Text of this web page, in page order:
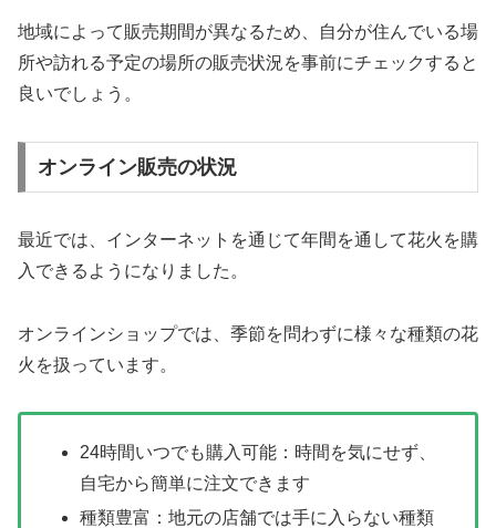
地域によって販売期間が異なるため、自分が住んでいる場
所や訪れる予定の場所の販売状況を事前にチェックすると
良いでしょう。
オンライン販売の状況
最近では、インターネットを通じて年間を通して花火を購
入できるようになりました。
オンラインショップでは、季節を問わずに様々な種類の花
火を扱っています。
24時間いつでも購入可能：時間を気にせず、
自宅から簡単に注文できます
種類豊富：地元の店舗では手に入らない種類